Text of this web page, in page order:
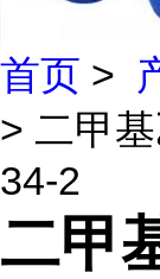
首页 >
> 二甲
34-2
二甲